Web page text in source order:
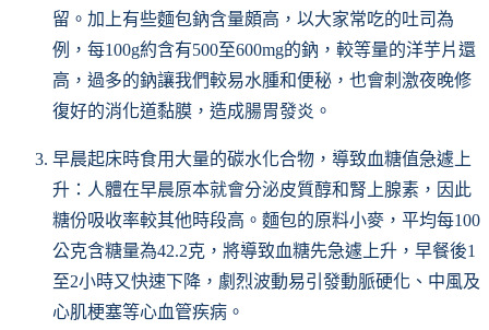
留。加上有些麵包鈉含量頗高，以大家常吃的吐司為
例，每100g約含有500至600mg的鈉，較等量的洋芋片還
高，過多的鈉讓我們較易水腫和便秘，也會刺激夜晚修
復好的消化道黏膜，造成腸胃發炎。
早晨起床時食用大量的碳水化合物，導致血糖值急遽上
升：人體在早晨原本就會分泌皮質醇和腎上腺素，因此
糖份吸收率較其他時段高。麵包的原料小麥，平均每100
公克含糖量為42.2克，將導致血糖先急遽上升，早餐後1
至2小時又快速下降，劇烈波動易引發動脈硬化、中風及
心肌梗塞等心血管疾病。